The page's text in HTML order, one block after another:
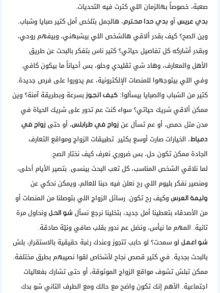
صعبة، خصوصاً بهالزمان اللي كترت فيه التحديات.
بدي عريس أو بدي حدا محترم، هالجمل بتلخص أمل كتير صبايا وشباب.
وين الصح؟ كيف بقدر ألاقي هالشخص اللي بيشبهني، وبيفهم روحي،
وبقدر أشاركه كل تفاصيل حياتي؟ كتير ناس بتفكر بالبحث عن طريق
الأهل والمعارف، وهاد شي تقليدي وحلو، بس أحياناً ما بيكون كافي.
وفي اللي بيتوجهوا للمنصات الإلكترونية، عم يدوروا على فرص جديدة.
كتير من الشباب والصبايا بيسألوا: كيف اتجوزبسرعة وبطريقة آمنة؟ وين
ممكن ألاقي شريك حياتي؟ سواء كنت عم تدور علىشريك الحياة في
مدن متل حمص، أو عم تسأل عن زواج في طرابلس، أو حتى زواج في
دمياط، الخيارات صارت أوسع بكتير. تطبيقات الزواج ومواقع التعارف
الجادة ممكن تكون حل، بس ضروري نعرف كيف نختار الصح.
لما نلاقي الشخص المناسب، كل تعب البحث بينسى. بتصير الأيام أحلى،
ومنصير نفكر بليوم اللي رح نعلن فيه حبنا للعالم، ويمكن نحكي عن
وليمة العرس وكيف رح تكون. رسائل الزواج اللي بتوصلنا من المنصات أو
من الأصدقاء بتعطينا أمل جديد، بتخلينا نرجع نسأل شو الحل ونحاول مرة
تانية. المهم ما نيأس، ونضل عم ندور بقلب صافي ونيّة صادقة.
شو اعمل لو سمحت؟ لو حابب تتجوز وعندك رغبة حقيقية بالاستقرار، بلش
بالبحث بجدية. في كتير قصص نجاح لأشخاص لقوا نصيبهم بطرق مختلفة.
ممكن تبلش تشوفمواقع الزواج الموثوقة، أو حتى تشارك بفعاليات
اجتماعية. الأهم إنك تكون واضح مع حالك ومع الطرف التاني شو بدك